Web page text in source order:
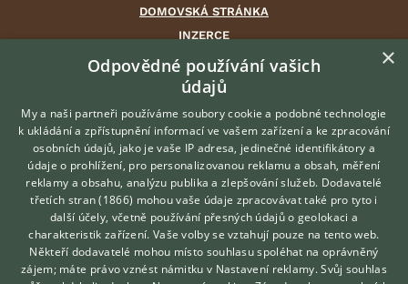
DOMOVSKÁ STRÁNKA
INZERCE
DISKUSE
ČLÁNKY
CHOVATELSKÉ STANICE
ATLAS
O nás
Kontakt
Možnosti zvýraznění inzerátů
Podmínky užití
Zpracování osobních údajů
Hledáte zvířecího kamaráda?
Zdarma vám poradí
VETERINÁŘ ONLINE
KONZULTOVAT S
VETERINÁŘEM
×
Odpovědné používání vašich
údajů
My a naši partneři používáme soubory cookie a podobné technologie
k ukládání a zpřístupnění informací ve vašem zařízení a ke zpracování
osobních údajů, jako je vaše IP adresa, jedinečné identifikátory a
údaje o prohlížení, pro personalizovanou reklamu a obsah, měření
reklamy a obsahu, analýzu publika a zlepšování služeb. Dodavatelé
třetích stran (1866) mohou vaše údaje zpracovávat také pro tyto i
další účely, včetně používání přesných údajů o geolokaci a
charakteristik zařízení. Vaše volby se vztahují pouze na tento web.
Někteří dodavatelé mohou místo souhlasu spoléhat na oprávněný
zájem; máte právo vznést námitku v Nastavení reklamy. Svůj souhlas